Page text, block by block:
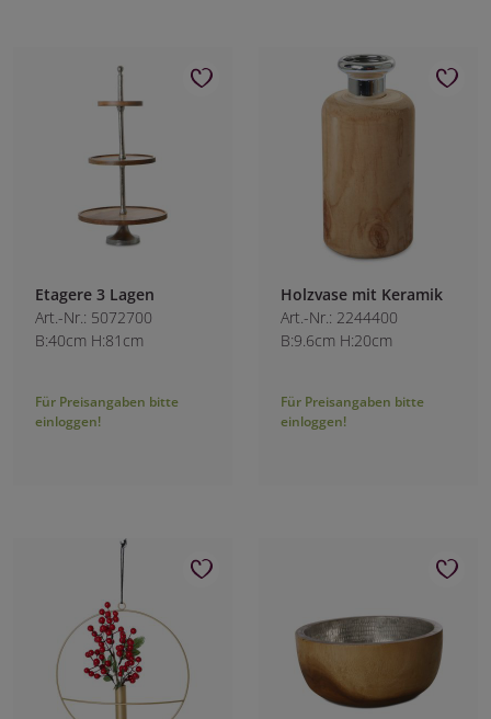
Etagere 3 Lagen
Art.-Nr.: 5072700
B:40cm H:81cm
Für Preisangaben bitte
einloggen!
Holzvase mit Keramik
Art.-Nr.: 2244400
B:9.6cm H:20cm
Für Preisangaben bitte
einloggen!